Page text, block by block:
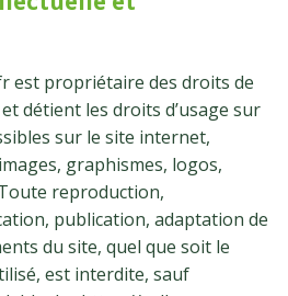
est propriétaire des droits de
détient les droits d’usage sur
sur le site internet,
graphismes, logos,
reproduction,
publication, adaptation de
du site, quel que soit le
est interdite, sauf